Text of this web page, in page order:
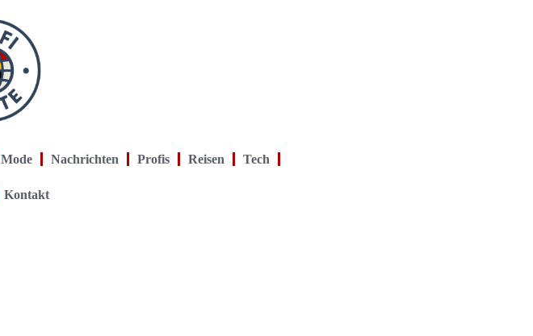
Mode Nachrichten Profis Reisen Tech
Kontakt